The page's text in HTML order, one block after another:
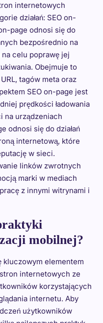
internetowych
działań: SEO on-
page odnosi się do
bezpośrednio na
celu poprawę jej
Obejmuje to
tagów meta oraz
SEO on-page jest
prędkości ładowania
na urządzeniach
odnosi się do działań
internetową, które
w sieci.
linków zwrotnych
marki w mediach
z innymi witrynami i
mobilnej?
kluczowym elementem
internetowych ze
korzystających
internetu. Aby
użytkowników